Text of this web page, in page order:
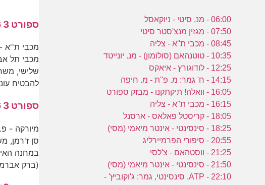
06:00 - מנ. סיטי - ניוקאסל
07:50 - מגזין מנצ'סטר סיטי
08:45 - מכבי ת''א - צליה
10:35 - טוטנהאם (סולומון) - מנ. יונייטד
12:25 - לודוגורץ - איאקס
14:15 - ח' גמר: מ. פ''ת - מ. חיפה
16:05 - וואלה! תיקתקנו - מבזק ספורט
16:15 - מכבי ת''א - צליה
18:05 - קריסטל פאלאס - ארסנל
18:25 - סינסינטי - אינטר מיאמי (מסי)
20:55 - סיפורי הפרמיירליג
21:25 - ווסטהאם - צ'לסי
21:50 - סינסינטי - אינטר מיאמי (מסי)
22:10 - ATP, סינסינטי, גמר: ג'וקוביץ' -
ספורט 3 07-08-2026
מכבי תל
להבטיח
ספורט 3 06-08-2026
סן ז'רמן,
(ברק